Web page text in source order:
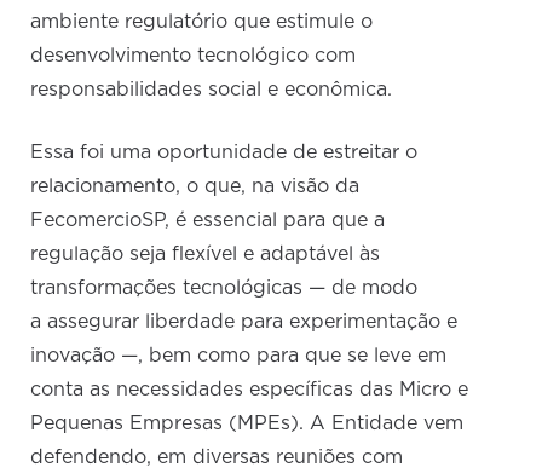
ambiente regulatório que estimule o
desenvolvimento tecnológico com
responsabilidades social e econômica.
Essa foi uma oportunidade de estreitar o
relacionamento, o que, na visão da
FecomercioSP, é essencial para que a
regulação seja flexível e adaptável às
transformações tecnológicas — de modo
a assegurar liberdade para experimentação e
inovação —, bem como para que se leve em
conta as necessidades específicas das Micro e
Pequenas Empresas (MPEs). A Entidade vem
defendendo, em diversas reuniões com